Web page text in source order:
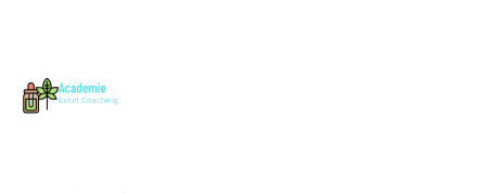
contenu